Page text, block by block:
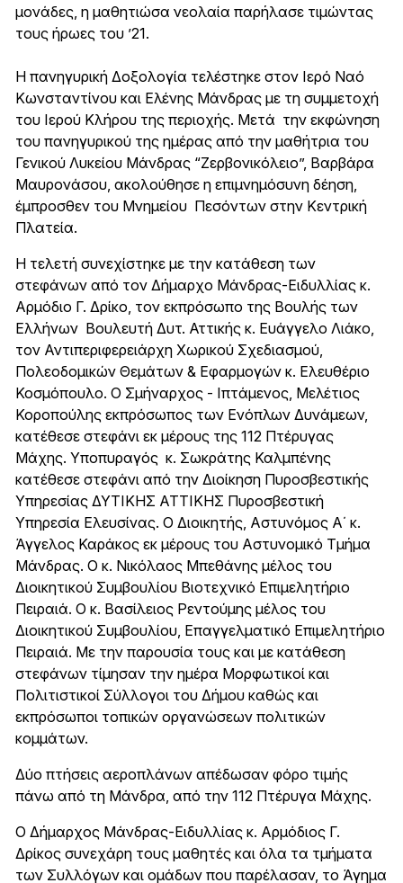
μονάδες, η μαθητιώσα νεολαία παρήλασε τιμώντας
τους ήρωες του ’21.
Η πανηγυρική Δοξολογία τελέστηκε στον Ιερό Ναό
Κωνσταντίνου και Ελένης Μάνδρας με τη συμμετοχή
του Ιερού Κλήρου της περιοχής. Μετά την εκφώνηση
του πανηγυρικού της ημέρας από την μαθήτρια του
Γενικού Λυκείου Μάνδρας “Ζερβονικόλειο”, Βαρβάρα
Μαυρονάσου, ακολούθησε η επιμνημόσυνη δέηση,
έμπροσθεν του Μνημείου Πεσόντων στην Κεντρική
Πλατεία.
Η τελετή συνεχίστηκε με την κατάθεση των
στεφάνων από τον Δήμαρχο Μάνδρας-Ειδυλλίας κ.
Αρμόδιο Γ. Δρίκο, τον εκπρόσωπο της Βουλής των
Ελλήνων Βουλευτή Δυτ. Αττικής κ. Ευάγγελο Λιάκο,
τον Αντιπεριφερειάρχη Χωρικού Σχεδιασμού,
Πολεοδομικών Θεμάτων & Εφαρμογών κ. Ελευθέριο
Κοσμόπουλο. Ο Σμήναρχος - Ιπτάμενος, Μελέτιος
Κοροπούλης εκπρόσωπος των Ενόπλων Δυνάμεων,
κατέθεσε στεφάνι εκ μέρους της 112 Πτέρυγας
Μάχης. Υποπυραγός κ. Σωκράτης Καλμπένης
κατέθεσε στεφάνι από την Διοίκηση Πυροσβεστικής
Υπηρεσίας ΔΥΤΙΚΗΣ ΑΤΤΙΚΗΣ Πυροσβεστική
Υπηρεσία Ελευσίνας. Ο Διοικητής, Αστυνόμος Α΄ κ.
Άγγελος Καράκος εκ μέρους του Αστυνομικό Τμήμα
Μάνδρας. Ο κ. Νικόλαος Μπεθάνης μέλος του
Διοικητικού Συμβουλίου Βιοτεχνικό Επιμελητήριο
Πειραιά. Ο κ. Βασίλειος Ρεντούμης μέλος του
Διοικητικού Συμβουλίου, Επαγγελματικό Επιμελητήριο
Πειραιά. Με την παρουσία τους και με κατάθεση
στεφάνων τίμησαν την ημέρα Μορφωτικοί και
Πολιτιστικοί Σύλλογοι του Δήμου καθώς και
εκπρόσωποι τοπικών οργανώσεων πολιτικών
κομμάτων.
Δύο πτήσεις αεροπλάνων απέδωσαν φόρο τιμής
πάνω από τη Μάνδρα, από την 112 Πτέρυγα Μάχης.
Ο Δήμαρχος Μάνδρας-Ειδυλλίας κ. Αρμόδιος Γ.
Δρίκος συνεχάρη τους μαθητές και όλα τα τμήματα
των Συλλόγων και ομάδων που παρέλασαν, το Άγημα